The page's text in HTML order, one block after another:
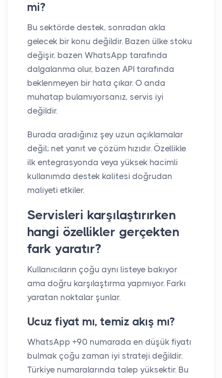
mi?
Bu sektörde destek, sonradan akla
gelecek bir konu değildir. Bazen ülke stoku
değişir, bazen WhatsApp tarafında
dalgalanma olur, bazen API tarafında
beklenmeyen bir hata çıkar. O anda
muhatap bulamıyorsanız, servis iyi
değildir.
Burada aradığınız şey uzun açıklamalar
değil; net yanıt ve çözüm hızıdır. Özellikle
ilk entegrasyonda veya yüksek hacimli
kullanımda destek kalitesi doğrudan
maliyeti etkiler.
Servisleri karşılaştırırken
hangi özellikler gerçekten
fark yaratır?
Kullanıcıların çoğu aynı listeye bakıyor
ama doğru karşılaştırma yapmıyor. Farkı
yaratan noktalar şunlar.
Ucuz fiyat mı, temiz akış mı?
WhatsApp +90 numarada en düşük fiyatı
bulmak çoğu zaman iyi strateji değildir.
Türkiye numaralarında talep yüksektir. Bu